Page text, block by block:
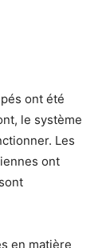
ont été
le système
Les
ont
en matière